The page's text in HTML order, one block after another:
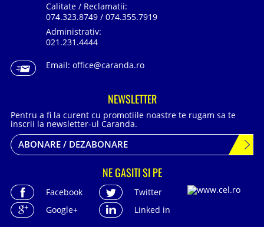
Calitate / Reclamatii:
074.323.8749 / 074.355.7919
Administrativ:
021.231.4444
Email: office@caranda.ro
NEWSLETTER
Pentru a fi la curent cu promotiile noastre te rugam sa te
inscrii la newsletter-ul Caranda.
ABONARE / DEZABONARE
NE GASITI SI PE
Facebook
Twitter
Google+
Linked in